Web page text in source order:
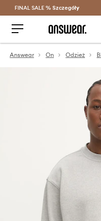
FINAL SALE % Szczegóły
Answear On Odzież